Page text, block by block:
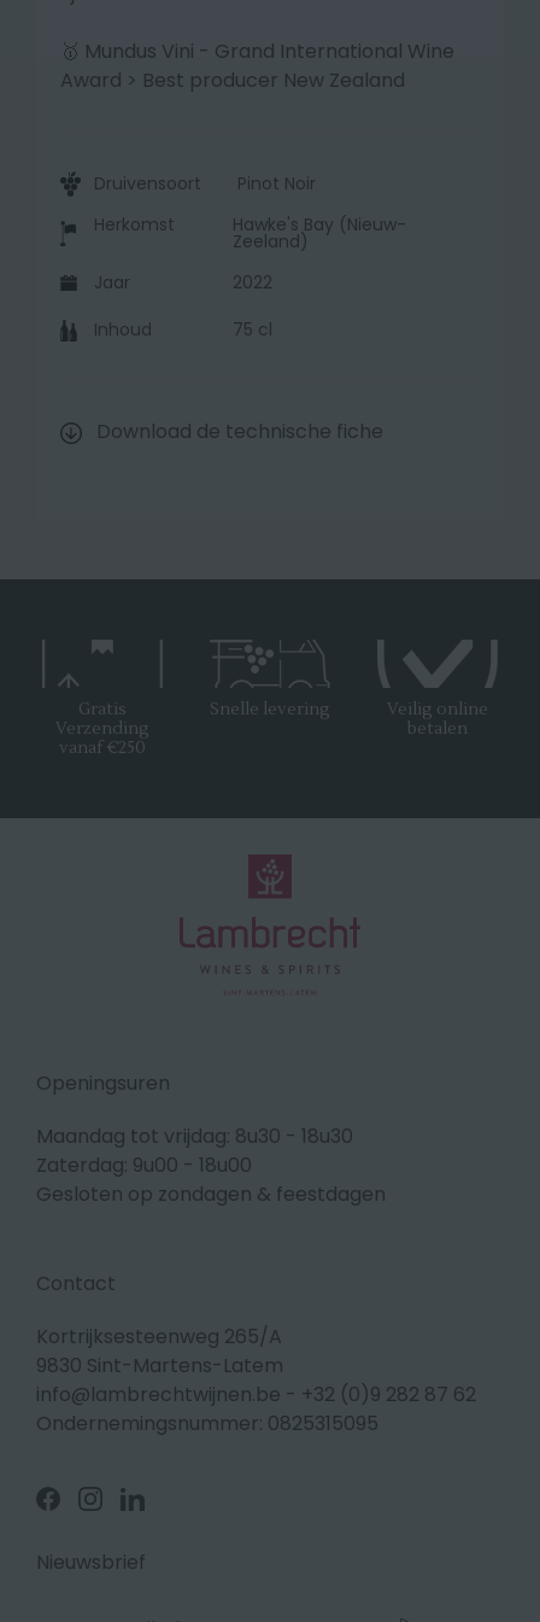
🥇 Mundus Vini - Grand International Wine
Award > Best producer New Zealand
Druivensoort
Pinot Noir
Herkomst
Hawke's Bay (Nieuw-
Zeeland)
Jaar
2022
Inhoud
75 cl
Download de technische fiche
Gratis
Verzending
vanaf €250
Snelle levering
Veilig online
betalen
Openingsuren
Maandag tot vrijdag: 8u30 - 18u30
Zaterdag: 9u00 - 18u00
Gesloten op zondagen & feestdagen
Contact
Kortrijksesteenweg 265/A
9830 Sint-Martens-Latem
info@lambrechtwijnen.be - +32 (0)9 282 87 62
Ondernemingsnummer: 0825315095
Volg
ons
Facebook
Volg
ons
Instagram
Volg
ons
Linkedin
Nieuwsbrief